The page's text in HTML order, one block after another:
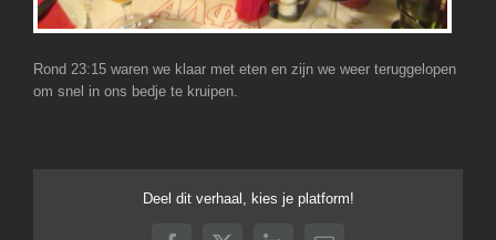
Rond 23:15 waren we klaar met eten en zijn we weer teruggelopen
om snel in ons bedje te kruipen.
Deel dit verhaal, kies je platform!